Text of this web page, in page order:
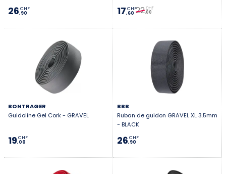
26,90
CHF 17,60
CHF22,00
CHF
BONTRAGER
Guidoline Gel Cork - GRAVEL
19,00
CHF
BBB
Ruban de guidon GRAVEL XL 3.5mm
- BLACK
26,90
CHF